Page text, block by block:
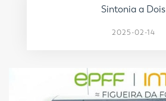
Sintonia a Dois
2025-02-14